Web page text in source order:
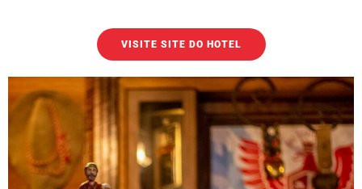
VISITE SITE DO HOTEL